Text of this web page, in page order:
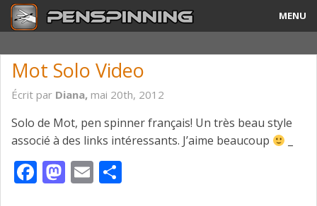
MENU
Tricks & Combos
Tournois
Vidéos
Mot Solo Video
Écrit par Diana, mai 20th, 2012
Solo de Mot, pen spinner français! Un très beau style
associé à des links intéressants. J’aime beaucoup
Facebook
Mastodon
Email